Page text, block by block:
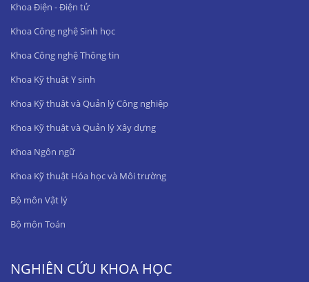
Khoa Điện - Điện tử
Khoa Công nghệ Sinh học
Khoa Công nghệ Thông tin
Khoa Kỹ thuật Y sinh
Khoa Kỹ thuật và Quản lý Công nghiệp
Khoa Kỹ thuật và Quản lý Xây dựng
Khoa Ngôn ngữ
Khoa Kỹ thuật Hóa học và Môi trường
Bộ môn Vật lý
Bộ môn Toán
NGHIÊN CỨU KHOA HỌC